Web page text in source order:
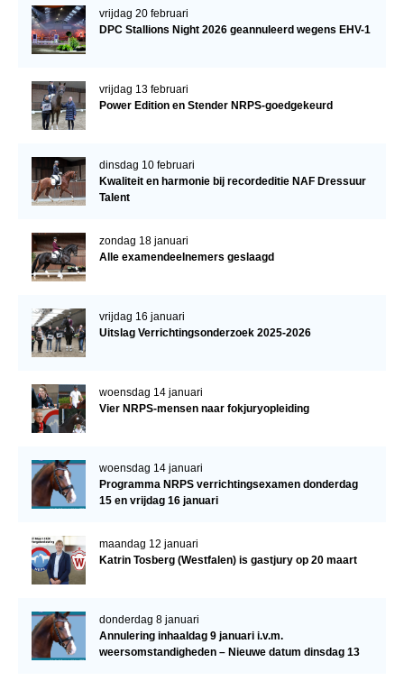
vrijdag 20 februari
DPC Stallions Night 2026 geannuleerd wegens EHV-1
vrijdag 13 februari
Power Edition en Stender NRPS-goedgekeurd
dinsdag 10 februari
Kwaliteit en harmonie bij recordeditie NAF Dressuur
Talent
zondag 18 januari
Alle examendeelnemers geslaagd
vrijdag 16 januari
Uitslag Verrichtingsonderzoek 2025-2026
woensdag 14 januari
Vier NRPS-mensen naar fokjuryopleiding
woensdag 14 januari
Programma NRPS verrichtingsexamen donderdag
15 en vrijdag 16 januari
maandag 12 januari
Katrin Tosberg (Westfalen) is gastjury op 20 maart
donderdag 8 januari
Annulering inhaaldag 9 januari i.v.m.
weersomstandigheden – Nieuwe datum dinsdag 13